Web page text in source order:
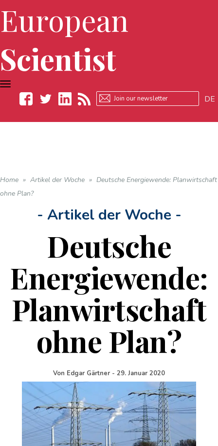
European
Scientist
DE
TOGGLE
NAVIGATION
Home » Artikel der Woche » Deutsche Energiewende: Planwirtschaft
ohne Plan?
- Artikel der Woche -
Deutsche
Energiewende:
Planwirtschaft
ohne Plan?
Von Edgar Gärtner - 29. Januar 2020